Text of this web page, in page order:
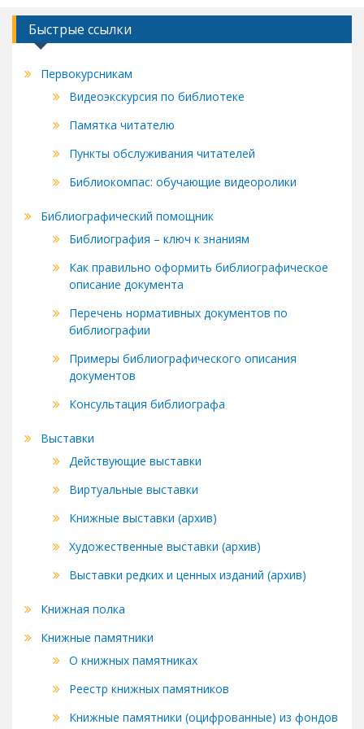
Быстрые ссылки
Первокурсникам
Видеоэкскурсия по библиотеке
Памятка читателю
Пункты обслуживания читателей
Библиокомпас: обучающие видеоролики
Библиографический помощник
Библиография – ключ к знаниям
Как правильно оформить библиографическое
описание документа
Перечень нормативных документов по
библиографии
Примеры библиографического описания
документов
Консультация библиографа
Выставки
Действующие выставки
Виртуальные выставки
Книжные выставки (архив)
Художественные выставки (архив)
Выставки редких и ценных изданий (архив)
Книжная полка
Книжные памятники
О книжных памятниках
Реестр книжных памятников
Книжные памятники (оцифрованные) из фондов